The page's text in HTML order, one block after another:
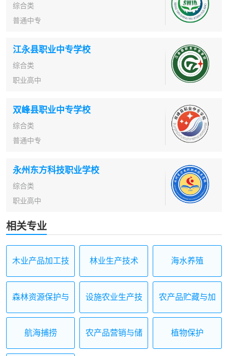
综合类
普通中专
江永县职业中专学校
综合类
职业高中
双峰县职业中专学校
综合类
普通中专
永州东方科技职业学校
综合类
职业高中
相关专业
木业产品加工技
林业生产技术 海水养殖
森林资源保护与
设施农业生产技
农产品贮藏与加
航海捕捞
农产品营销与储
植物保护